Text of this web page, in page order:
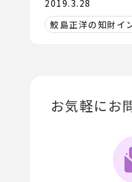
2019.3.28
鮫島正洋の知財イ
お気軽にお